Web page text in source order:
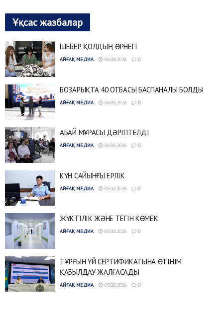
Ұқсас жазбалар
ШЕБЕР ҚОЛДЫҢ ӨРНЕГІ
АЙҒАҚ МЕДИА 06.08.2026 0
БОЗАРЫҚТА 40 ОТБАСЫ БАСПАНАЛЫ БОЛДЫ
АЙҒАҚ МЕДИА 06.08.2026 0
АБАЙ МҰРАСЫ ДӘРІПТЕЛДІ
АЙҒАҚ МЕДИА 06.08.2026 0
КҮН САЙЫНҒЫ ЕРЛІК
АЙҒАҚ МЕДИА 05.08.2026 0
ЖҮКТІЛІК ЖӘНЕ ТЕГІН КӨМЕК
АЙҒАҚ МЕДИА 05.08.2026 0
ТҰРҒЫН ҮЙ СЕРТИФИКАТЫНА ӨТІНІМ
ҚАБЫЛДАУ ЖАЛҒАСАДЫ
АЙҒАҚ МЕДИА 05.08.2026 0